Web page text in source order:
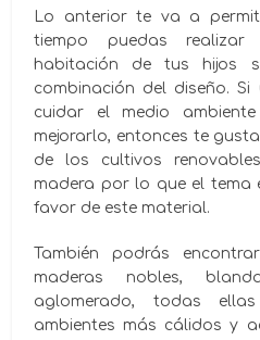
Lo anterior te va a
tiempo puedas realizar
habitación de tus hijos
combinación del diseño.
cuidar el medio
mejorarlo, entonces te
de los cultivos
madera por lo que el tema
favor de este material.
También podrás
maderas nobles,
aglomerado, todas
ambientes más cálidos y